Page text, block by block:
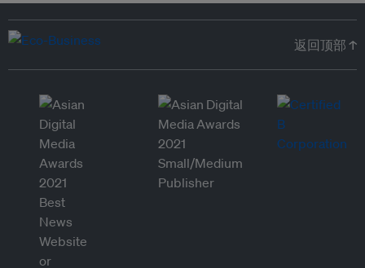
返回顶部 ↑